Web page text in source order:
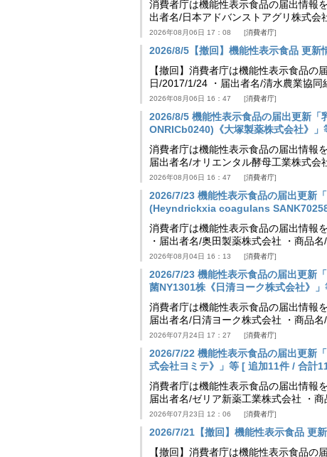
消費者庁は機能性表示食品の届出情報
出者名/日本アドバンストアグリ株式
2026年08月06日 17：08 消費者庁
2026/8/5【撤回】機能性表示食品 更新
【撤回】消費者庁は機能性表示食品
日/2017/1/24 ・届出者名/清水農業協
2026年08月06日 16：47 消費者庁
2026/8/5 機能性表示食品の届出更新
ONRICb0240)《大塚製薬株式会社》
消費者庁は機能性表示食品の届出情報
届出者名/オリエンタル酵母工業株式
2026年08月06日 16：47 消費者庁
2026/7/23 機能性表示食品の届出更
(Heyndrickxia coagulans
消費者庁は機能性表示食品の届出情報
・届出者名/奥田製薬株式会社 ・商品
2026年08月04日 16：13 消費者庁
2026/7/23 機能性表示食品の届出更新
菌NY1301株《日清ヨーク株式会社》
消費者庁は機能性表示食品の届出情報
届出者名/日清ヨーク株式会社 ・商品
2026年07月24日 17：27 消費者庁
2026/7/22 機能性表示食品の届出更新
式会社ヨミテ》」等 [ 追加11件 / 合計
消費者庁は機能性表示食品の届出情報
届出者名/ゼリア新薬工業株式会社 ・
2026年07月23日 12：06 消費者庁
2026/7/21【撤回】機能性表示食品 更
【撤回】消費者庁は機能性表示食品